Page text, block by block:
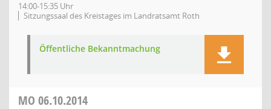
14:00-15:35 Uhr
Sitzungssaal des Kreistages im Landratsamt Roth
Öffentliche Bekanntmachung
MO 06.10.2014